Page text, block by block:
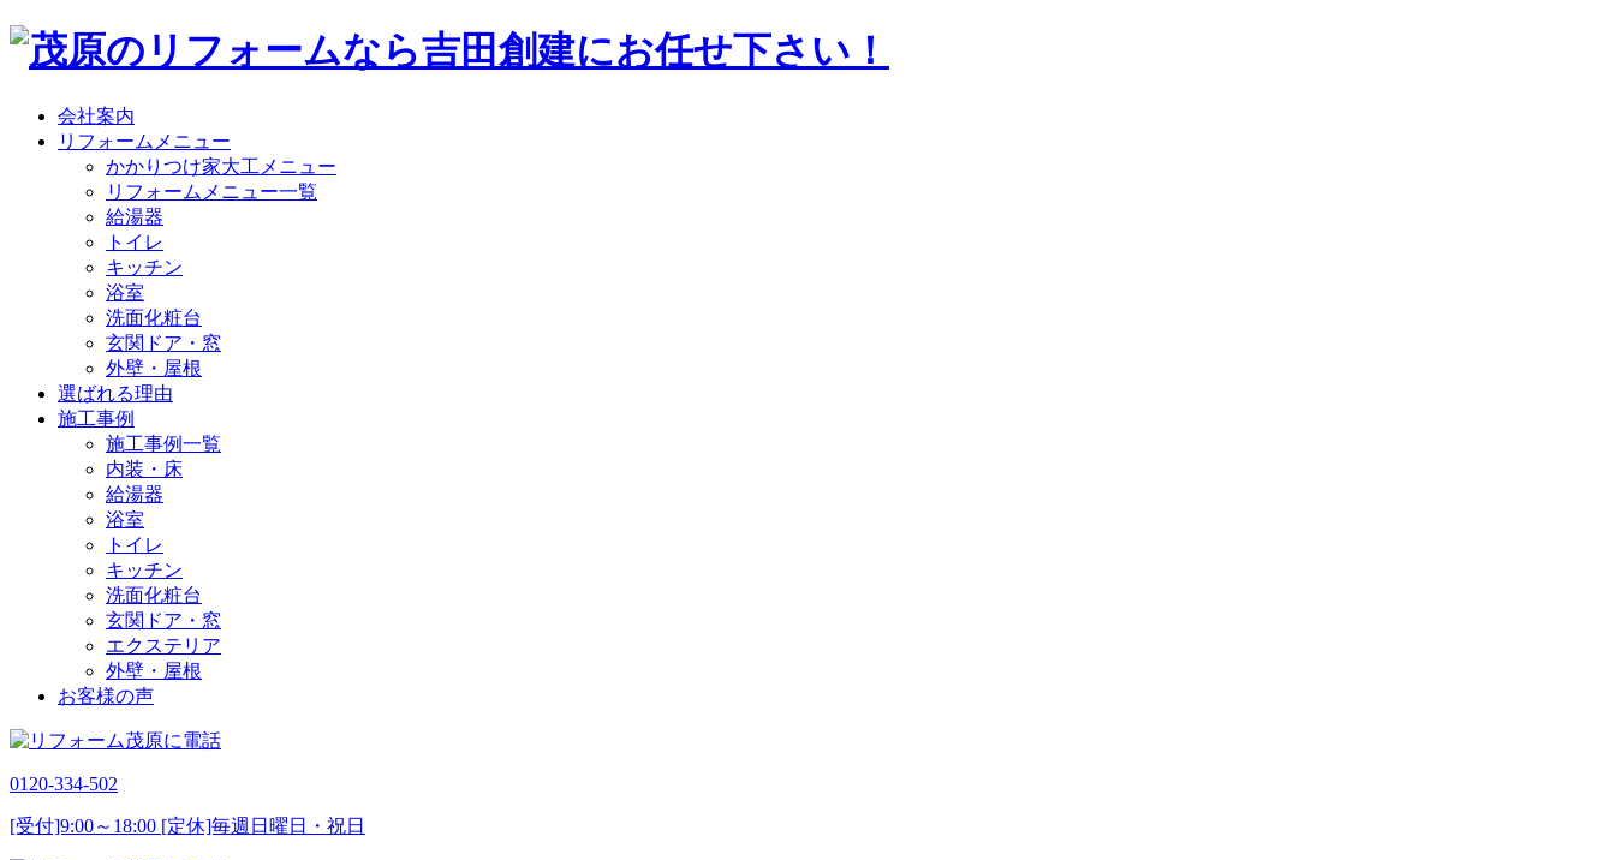
会社案内
リフォームメニュー
かかりつけ家大工メニュー
リフォームメニュー一覧
給湯器
トイレ
キッチン
浴室
洗面化粧台
玄関ドア・窓
外壁・屋根
選ばれる理由
施工事例
施工事例一覧
内装・床
給湯器
浴室
トイレ
キッチン
洗面化粧台
玄関ドア・窓
エクステリア
外壁・屋根
お客様の声
0120-334-502
[受付]9:00～18:00 [定休]毎週日曜日・祝日